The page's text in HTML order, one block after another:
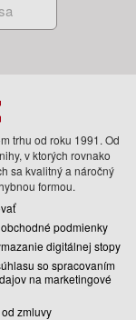
trhu od roku 1991. Od
v ktorých rovnako
sa kvalitný a náročný
formou.
podmienky
digitálnej stopy
so spracovaním
na marketingové
zmluvy